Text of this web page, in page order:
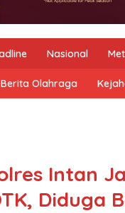
Nasional
Berita Olahraga
Intan
Diduga